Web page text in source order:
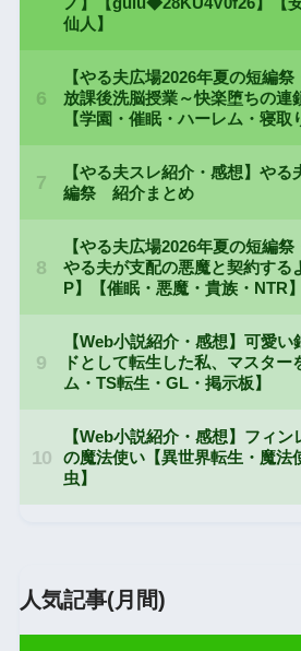
人気記事(月間)